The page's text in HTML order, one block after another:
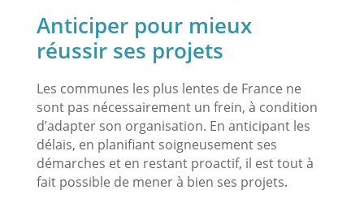
Anticiper pour mieux
réussir ses projets
Les communes les plus lentes de France ne
sont pas nécessairement un frein, à condition
d’adapter son organisation. En anticipant les
délais, en planifiant soigneusement ses
démarches et en restant proactif, il est tout à
fait possible de mener à bien ses projets.